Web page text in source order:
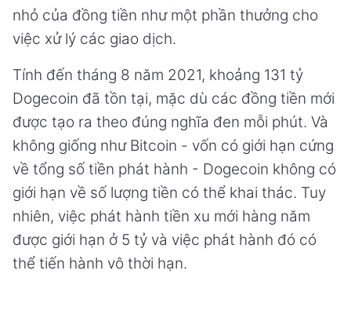
nhỏ của đồng tiền như một phần thưởng cho
việc xử lý các giao dịch.
Tính đến tháng 8 năm 2021, khoảng 131 tỷ
Dogecoin đã tồn tại, mặc dù các đồng tiền mới
được tạo ra theo đúng nghĩa đen mỗi phút. Và
không giống như Bitcoin - vốn có giới hạn cứng
về tổng số tiền phát hành - Dogecoin không có
giới hạn về số lượng tiền có thể khai thác. Tuy
nhiên, việc phát hành tiền xu mới hàng năm
được giới hạn ở 5 tỷ và việc phát hành đó có
thể tiến hành vô thời hạn.